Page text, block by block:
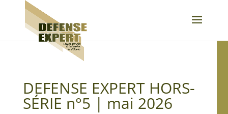
DEFENSE EXPERT HORS-
SÉRIE n°5 | mai 2026